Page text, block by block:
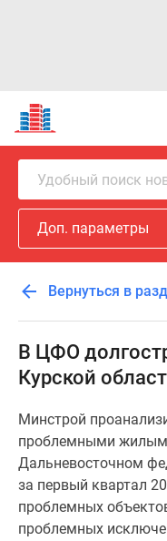
Новостройки
Квартиры
Ипотека
Новостройки
Москвы
Новостройки
Подмосковья
Новостройки
Москвы
Готовые
новостройки
Новостройки
Специальные
предложения
Коммерческие
помещения
Продавцы
Удобный поиск
Доп. параметры
Вернуться в
В ЦФО
Курской
Минстрой
проблемными
Дальневосточном
за первый квартал
проблемных
проблемных